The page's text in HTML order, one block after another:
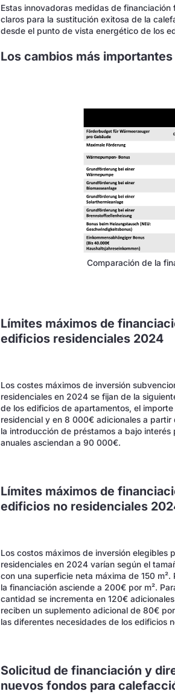
Estas innovadoras medidas de
claros para la sustitución exitosa de la
desde el punto de vista energético de los
Los cambios más
Comparación de la
Límites máximos de
edificios residenciales 2024
Los costes máximos de inversión
residenciales en 2024 se fijan de la
de los edificios de apartamentos, el
residencial y en 8 000€ adicionales a
la introducción de préstamos a bajo
anuales asciendan a 90 000€.
Límites máximos de
edificios no residenciales
Los costos máximos de inversión elegibles
residenciales en 2024 varían según el
con una superficie neta máxima de 150
la financiación asciende a 200€ por m².
cantidad se incrementa en 120€
reciben un suplemento adicional de 80€
las diferentes necesidades de los edificios
Solicitud de financiación y
nuevos fondos para